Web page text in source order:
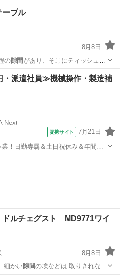
季節、空調家電
ーブル
8月8日
の隙間があり、そこにティッシュな
派遣社員≫機械操作・製造補
Next
提携サイト 7月21日
！日勤専属＆土日祝休み＆年間休
ルチェグスト MD9771ワイ
8月8日
細かい隙間の埃などは 取りきれない